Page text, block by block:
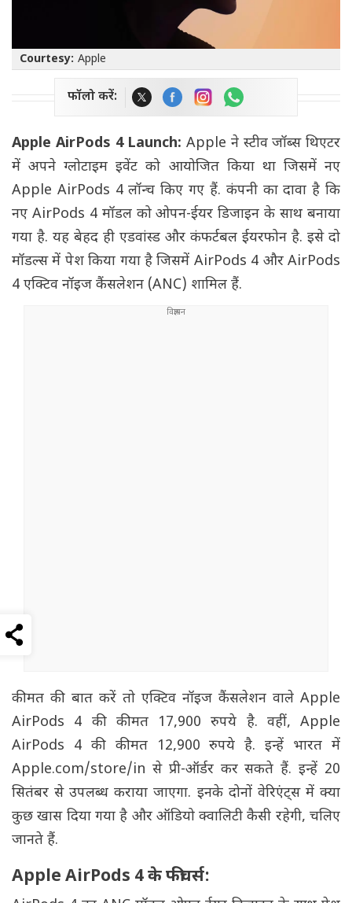
Courtesy: Apple
फॉलो करें:
Apple AirPods 4 Launch: Apple ने स्टीव जॉब्स थिएटर
में अपने ग्लोटाइम इवेंट को आयोजित किया था जिसमें नए
Apple AirPods 4 लॉन्च किए गए हैं. कंपनी का दावा है कि
नए AirPods 4 मॉडल को ओपन-ईयर डिजाइन के साथ बनाया
गया है. यह बेहद ही एडवांस्ड और कंफर्टबल ईयरफोन है. इसे दो
मॉडल्स में पेश किया गया है जिसमें AirPods 4 और AirPods
4 एक्टिव नॉइज कैंसलेशन (ANC) शामिल हैं.
कीमत की बात करें तो एक्टिव नॉइज कैंसलेशन वाले Apple
AirPods 4 की कीमत 17,900 रुपये है. वहीं, Apple
AirPods 4 की कीमत 12,900 रुपये है. इन्हें भारत में
Apple.com/store/in से प्री-ऑर्डर कर सकते हैं. इन्हें 20
सितंबर से उपलब्ध कराया जाएगा. इनके दोनों वेरिएंट्स में क्या
कुछ खास दिया गया है और ऑडियो क्वालिटी कैसी रहेगी, चलिए
जानते हैं.
Apple AirPods 4 के फीचर्स: